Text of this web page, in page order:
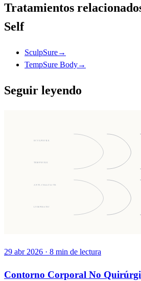
Tratamientos
Self
SculpSure→
TempSure Body→
Seguir leyendo
SCULPSURE
TEMPSURE
ANTI-CELLULITE
LYMPHATIC
29 abr 2026 · 8 min de lectura
Contorno Corporal No